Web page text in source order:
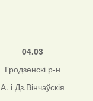
04.03
Гродзенскі р-н
А. і Дз.Вінчэўскія